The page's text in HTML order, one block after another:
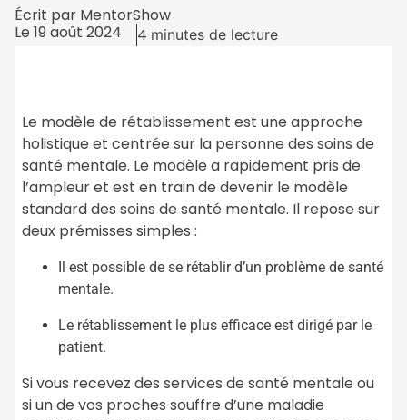
Écrit par MentorShow
Le 19 août 2024 4 minutes de lecture
Le modèle de rétablissement est une approche
holistique et centrée sur la personne des soins de
santé mentale. Le modèle a rapidement pris de
l’ampleur et est en train de devenir le modèle
standard des soins de santé mentale. Il repose sur
deux prémisses simples :
Il est possible de se rétablir d’un problème de santé
mentale.
Le rétablissement le plus efficace est dirigé par le
patient.
Si vous recevez des services de santé mentale ou
si un de vos proches souffre d’une maladie